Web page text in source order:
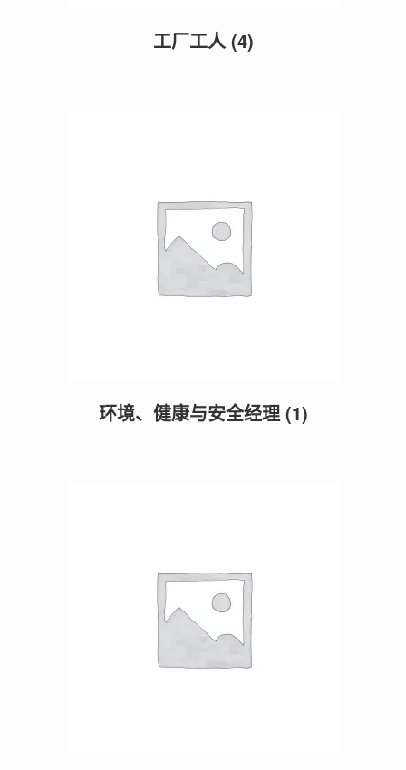
工厂工人(4)
环境、健康与安全经理 (1)